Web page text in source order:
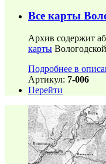
Все карты
Архив содержит
карты
Подробнее в
Артикул: 7-006
Перейти